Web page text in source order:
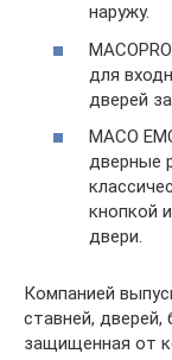
наружу.
для
дверей
MACO
дверные
кнопкой
двери.
Компанией
ставней, дверей,
защищенная от